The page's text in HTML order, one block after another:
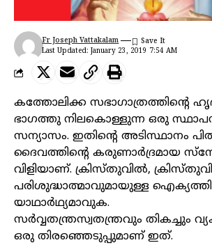
Last Updated: January 23, 2019 7:54 AM
Fr Joseph Vattakalam
കത്തോലിക്ക സഭാഗാത്രത്തിന്റെ
ഭാഗത്തു നിലകൊള്ളുന്ന ഒരു
സന്യാസം. ഇതിന്റെ അടിസ്ഥാനം
ദൈവത്തിന്റെ കരുണാർദ്രമായ
വിളിയാണ്. ക്രിസ്തുവിൽ,
പരിശുദ്ധാത്മാവുമായുള്ള
യാഥാർഥ്യമാവുക.
സർവ്വതന്ത്രസ്വതന്ത്രവും തികച്ചും
ഒരു തിരഞ്ഞെടുപ്പുമാണ് ഇത്.